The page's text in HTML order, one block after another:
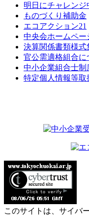
明日にチャレン
ものづくり補助金
エコアクション21
中央会ホームペー
決算関係書類様式
官公需適格組合に
中小企業組合士制
特定個人情報等
このサイトは、サイバ